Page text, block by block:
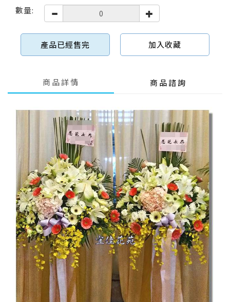
數量:
產品已經售完 加入收藏
商品詳情 商品諮詢